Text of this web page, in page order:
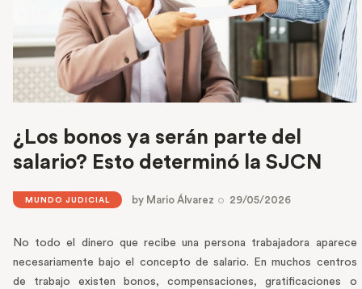
¿Los bonos ya serán parte del
salario? Esto determinó la SJCN
MUNDO JUDICIAL by Mario Álvarez 29/05/2026
No todo el dinero que recibe una persona trabajadora aparece
necesariamente bajo el concepto de salario. En muchos centros
de trabajo existen bonos, compensaciones, gratificaciones o